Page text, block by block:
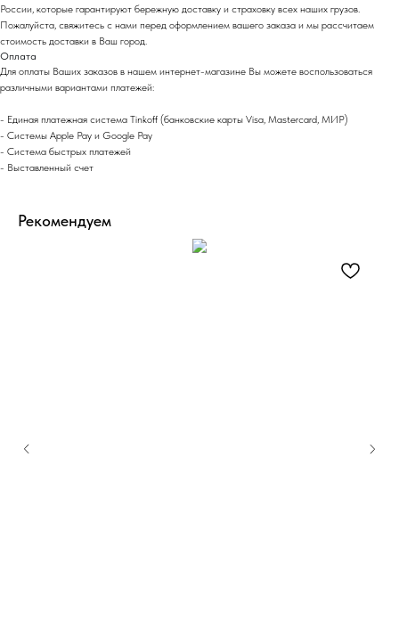
России, которые гарантируют бережную доставку и страховку всех наших грузов.
Пожалуйста, свяжитесь с нами перед оформлением вашего заказа и мы рассчитаем
стоимость доставки в Ваш город.
Оплата
Для оплаты Ваших заказов в нашем интернет-магазине Вы можете воспользоваться
различными вариантами платежей:
- Eдиная платежная система Tinkoff (банковские карты Visa, Mastercard, МИР)
- Системы Apple Pay и Google Pay
- Система быстрых платежей
- Выставленный счет
Рекомендуем